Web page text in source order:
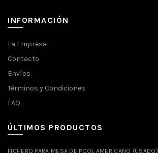
INFORMACIÓN
La Empresa
Contacto
Envíos
Términos y Condiciones
FAQ
ÚLTIMOS PRODUCTOS
FICHERO PARA MESA DE POOL AMERICANO (USADO)